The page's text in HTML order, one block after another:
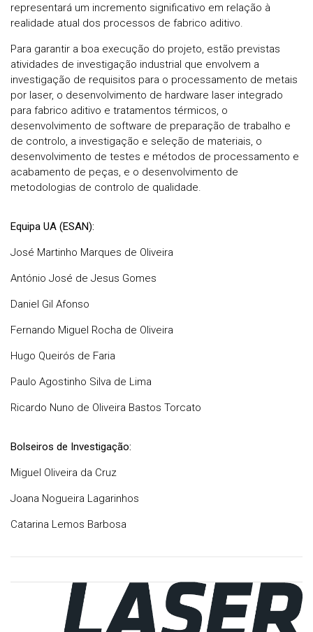
representará um incremento significativo em relação à
realidade atual dos processos de fabrico aditivo.
Para garantir a boa execução do projeto, estão previstas
atividades de investigação industrial que envolvem a
investigação de requisitos para o processamento de metais
por laser, o desenvolvimento de hardware laser integrado
para fabrico aditivo e tratamentos térmicos, o
desenvolvimento de software de preparação de trabalho e
de controlo, a investigação e seleção de materiais, o
desenvolvimento de testes e métodos de processamento e
acabamento de peças, e o desenvolvimento de
metodologias de controlo de qualidade.
Equipa UA (ESAN):
José Martinho Marques de Oliveira
António José de Jesus Gomes
Daniel Gil Afonso
Fernando Miguel Rocha de Oliveira
Hugo Queirós de Faria
Paulo Agostinho Silva de Lima
Ricardo Nuno de Oliveira Bastos Torcato
Bolseiros de Investigação:
Miguel Oliveira da Cruz
Joana Nogueira Lagarinhos
Catarina Lemos Barbosa